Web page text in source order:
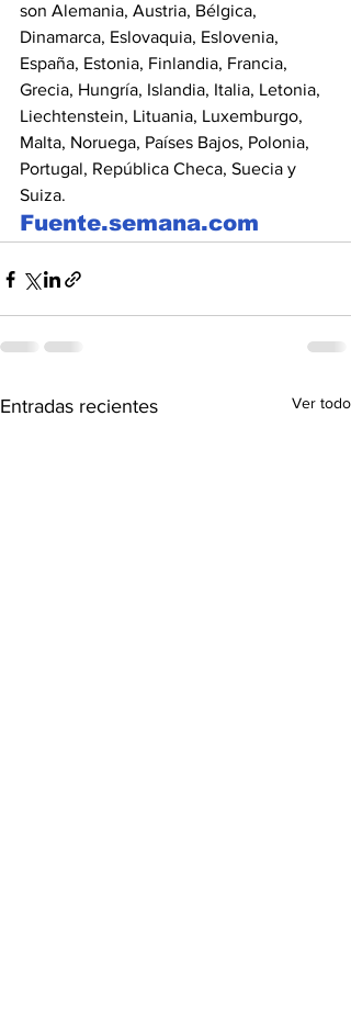
son Alemania, Austria, Bélgica,
Dinamarca, Eslovaquia, Eslovenia,
España, Estonia, Finlandia, Francia,
Grecia, Hungría, Islandia, Italia, Letonia,
Liechtenstein, Lituania, Luxemburgo,
Malta, Noruega, Países Bajos, Polonia,
Portugal, República Checa, Suecia y
Suiza.
Fuente.semana.com
Entradas recientes Ver todo